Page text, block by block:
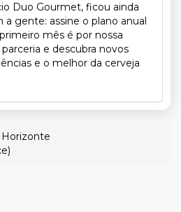
Duo Gourmet, ficou ainda
a gente: assine o plano anual
mês é por nossa
e descubra novos
e o melhor da cerveja
Horizonte